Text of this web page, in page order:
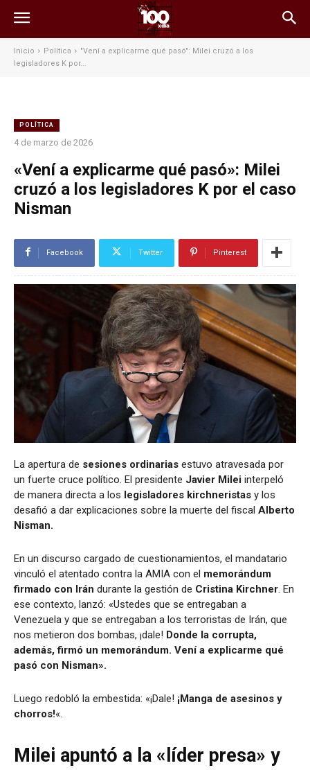
Inicio Política
"Vení a explicarme qué pasó": Milei cruzó a los
legisladores K por...
POLÍTICA
4 de marzo de 2026
«Vení a explicarme qué pasó»: Milei
cruzó a los legisladores K por el caso
Nisman
Facebook Twitter Pinterest
La apertura de sesiones ordinarias estuvo atravesada por
un fuerte cruce político. El presidente Javier Milei interpeló
de manera directa a los legisladores kirchneristas y los
desafió a dar explicaciones sobre la muerte del fiscal Alberto
Nisman.
En un discurso cargado de cuestionamientos, el mandatario
vinculó el atentado contra la AMIA con el memorándum
firmado con Irán durante la gestión de Cristina Kirchner. En
ese contexto, lanzó: «Ustedes que se entregaban a
Venezuela y que se entregaban a los terroristas de Irán, que
nos metieron dos bombas, ¡dale! Donde la corrupta,
además, firmó un memorándum. Vení a explicarme qué
pasó con Nisman».
Luego redobló la embestida: «¡Dale! ¡Manga de asesinos y
chorros!«.
Milei apuntó a la «líder presa» y